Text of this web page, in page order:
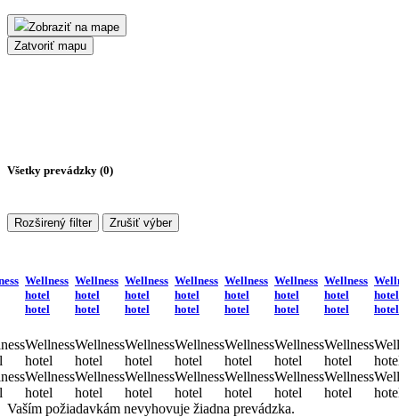
Zobraziť na mape
Zatvoriť mapu
Všetky prevádzky (0)
Rozširený filter Zrušiť výber
Wellness
hotel
hotel
Wellness
hotel
Wellness
hotel
Wellness
hotel
hotel
Wellness
hotel
Wellness
hotel
Wellness
hotel
hotel
Wellness
hotel
Wellness
hotel
Wellness
hotel
hotel
Wellness
hotel
Wellness
hotel
Wellness
hotel
hotel
Wellness
hotel
Wellness
hotel
Wellness
hotel
hotel
Wellness
hotel
Wellness
hotel
Wellness
hotel
hotel
Wellness
hotel
Wellness
hotel
hotel
hotel
Vaším požiadavkám nevyhovuje žiadna prevádzka.